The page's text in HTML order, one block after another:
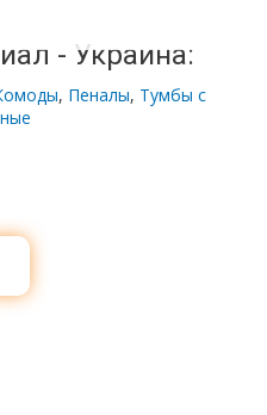
- Украина:
, Пеналы, Тумбы с